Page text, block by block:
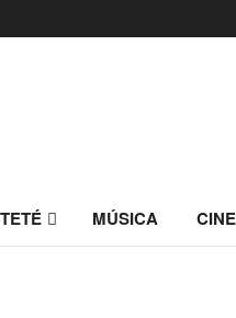
MÚSICA CINE